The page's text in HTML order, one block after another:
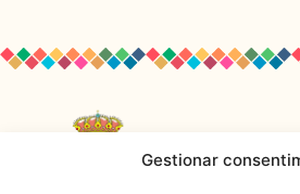
Gestionar